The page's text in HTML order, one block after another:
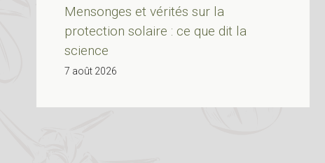
Mensonges et vérités sur la
protection solaire : ce que dit la
science
7 août 2026